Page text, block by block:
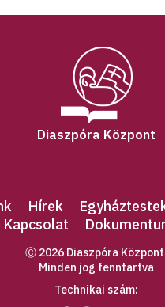
Diaszpóra Központ
Hírek
Kapcsolat
Ⓒ 2026 Diaszpóra
Minden jog fenntartva
Technikai szám: